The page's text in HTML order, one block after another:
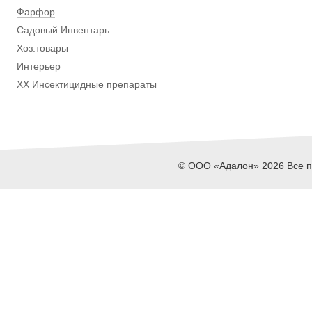
Фарфор
Садовый Инвентарь
Хоз.товары
Интерьер
ХХ Инсектицидные препараты
© ООО «Адалон» 2026 Все